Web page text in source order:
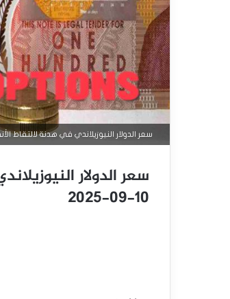
سعر الدولار النيوزيلاندي في هدنة لالتقاط الأنفاس
سعر الدولار
10-09-2025